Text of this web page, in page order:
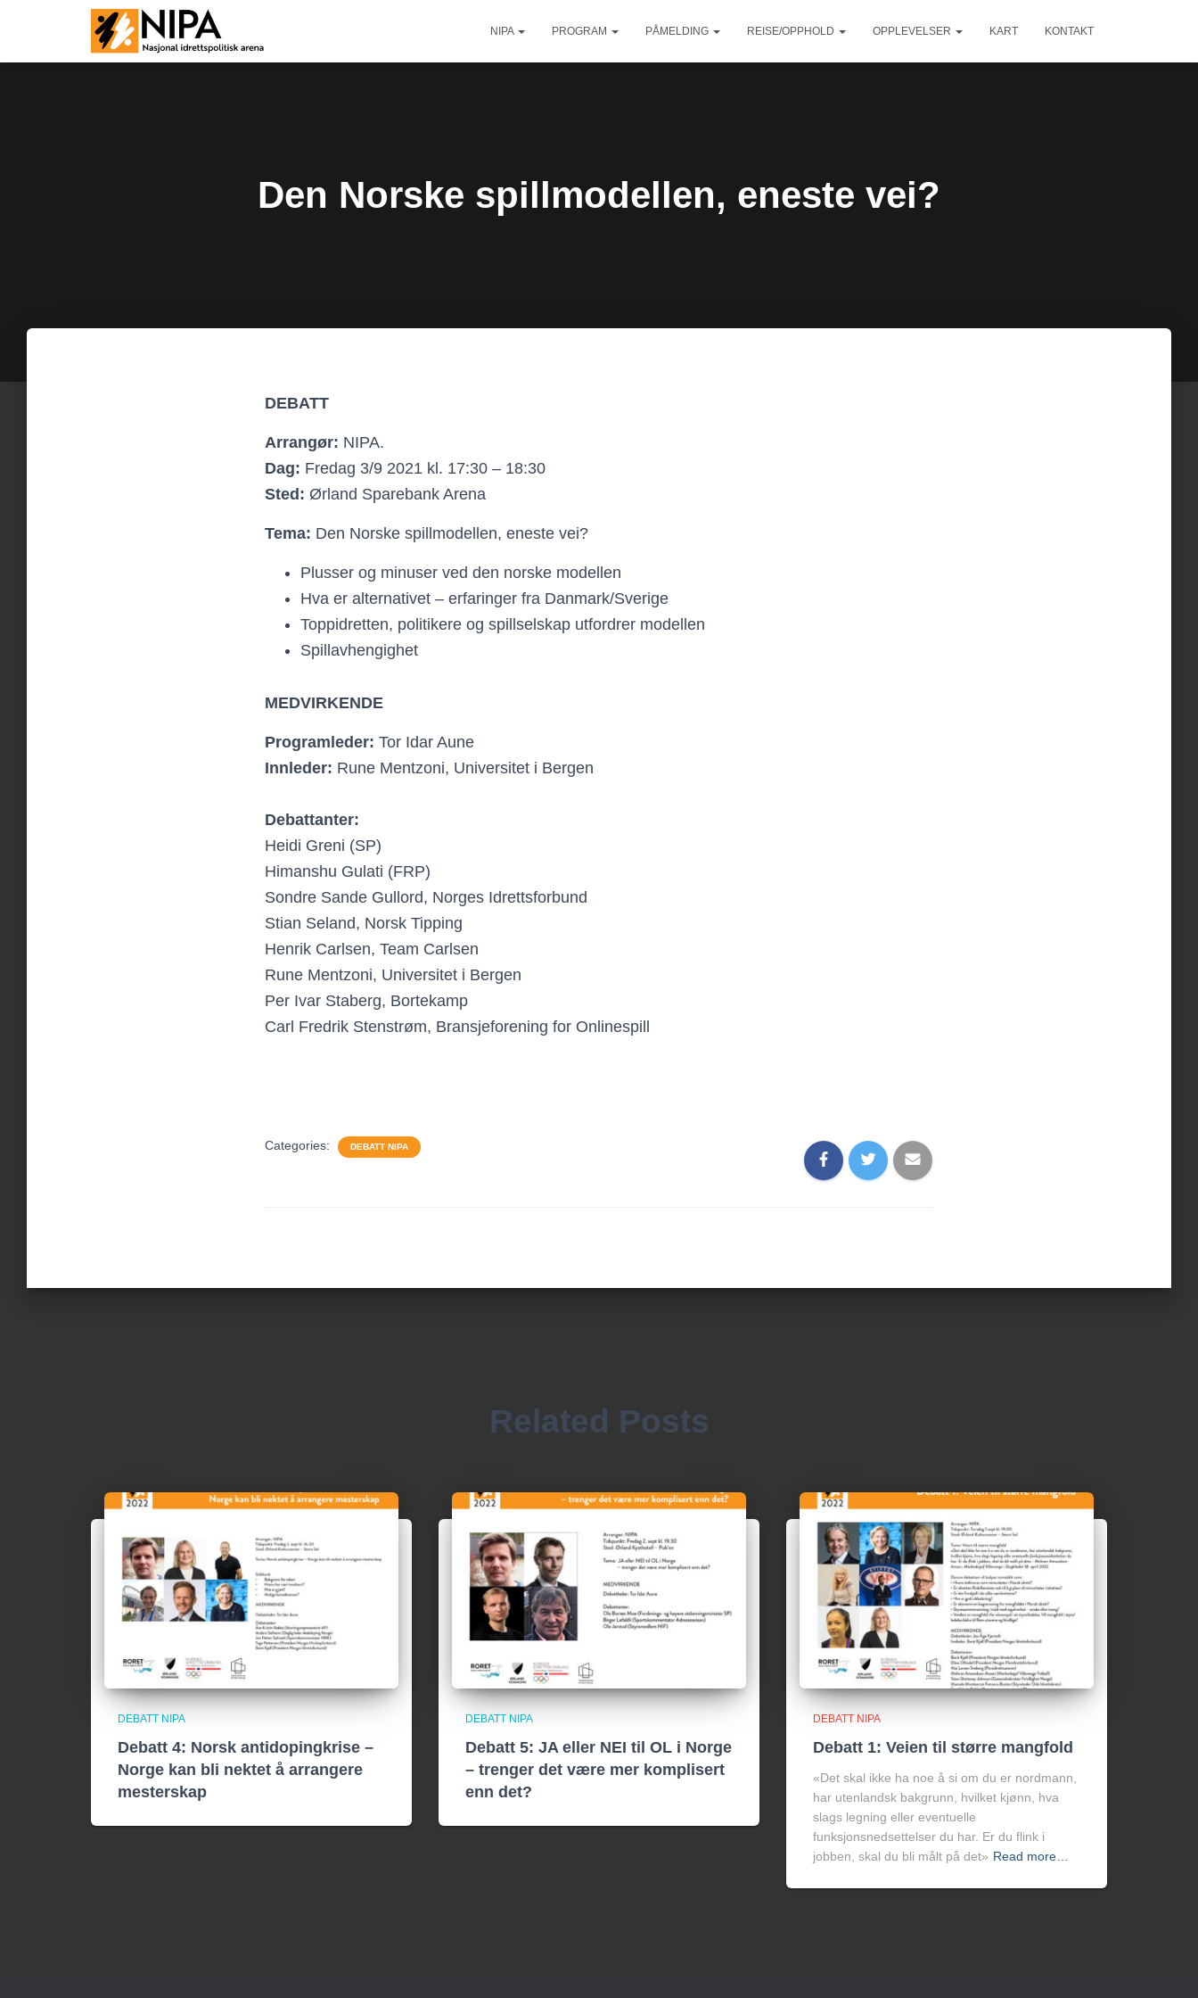
NIPA PROGRAM PÅMELDING REISE/OPPHOLD OPPLEVELSER KART KONTAKT
Den Norske spillmodellen, eneste vei?
DEBATT
Arrangør: NIPA.
Dag: Fredag 3/9 2021 kl. 17:30 – 18:30
Sted: Ørland Sparebank Arena
Tema: Den Norske spillmodellen, eneste vei?
Plusser og minuser ved den norske modellen
Hva er alternativet – erfaringer fra Danmark/Sverige
Toppidretten, politikere og spillselskap utfordrer modellen
Spillavhengighet
MEDVIRKENDE
Programleder: Tor Idar Aune
Innleder: Rune Mentzoni, Universitet i Bergen
Debattanter:
Heidi Greni (SP)
Himanshu Gulati (FRP)
Sondre Sande Gullord, Norges Idrettsforbund
Stian Seland, Norsk Tipping
Henrik Carlsen, Team Carlsen
Rune Mentzoni, Universitet i Bergen
Per Ivar Staberg, Bortekamp
Carl Fredrik Stenstrøm, Bransjeforening for Onlinespill
Categories: DEBATT NIPA
Related Posts
DEBATT NIPA
Debatt 4: Norsk antidopingkrise –
Norge kan bli nektet å arrangere
mesterskap
DEBATT NIPA
Debatt 5: JA eller NEI til OL i Norge
– trenger det være mer komplisert
enn det?
DEBATT NIPA
Debatt 1: Veien til større mangfold
«Det skal ikke ha noe å si om du er nordmann,
har utenlandsk bakgrunn, hvilket kjønn, hva
slags legning eller eventuelle
funksjonsnedsettelser du har. Er du flink i
jobben, skal du bli målt på det» Read more…